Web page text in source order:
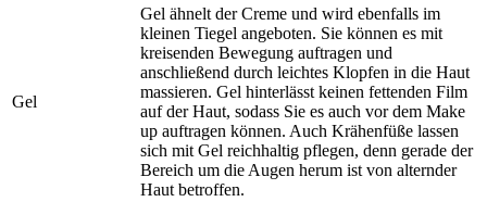
Gel
Gel ähnelt der Creme und wird ebenfalls im
kleinen Tiegel angeboten. Sie können es mit
kreisenden Bewegung auftragen und
anschließend durch leichtes Klopfen in die Haut
massieren. Gel hinterlässt keinen fettenden Film
auf der Haut, sodass Sie es auch vor dem Make
up auftragen können. Auch Krähenfüße lassen
sich mit Gel reichhaltig pflegen, denn gerade der
Bereich um die Augen herum ist von alternder
Haut betroffen.